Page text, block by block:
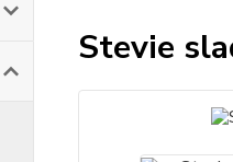
Stevie